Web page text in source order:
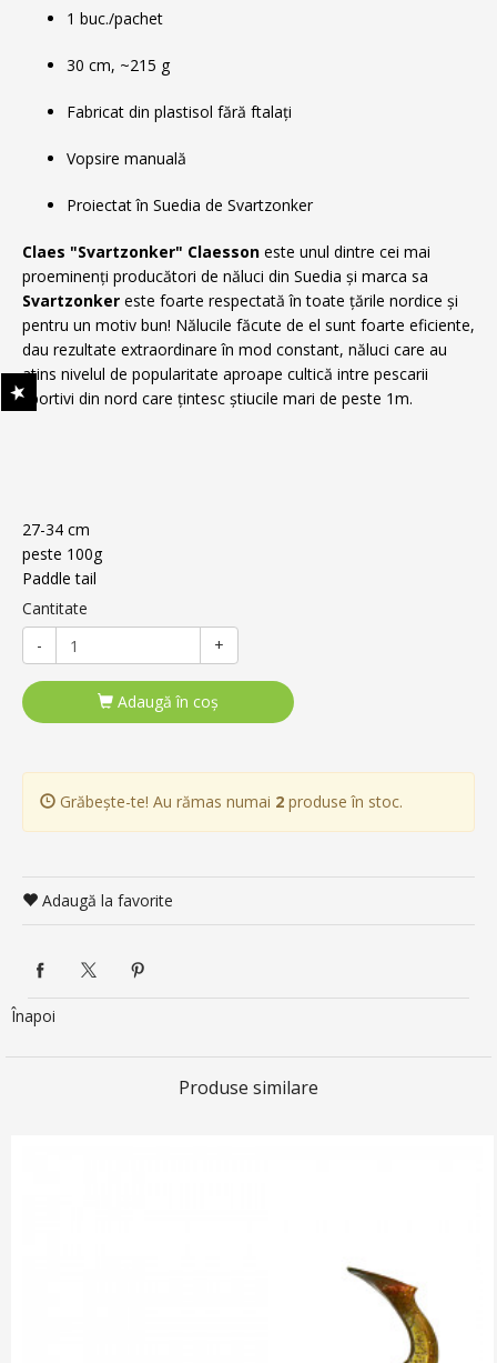
1 buc./pachet
30 cm, ~215 g
Fabricat din plastisol fără ftalați
Vopsire manuală
Proiectat în Suedia de Svartzonker
Claes "Svartzonker" Claesson este unul dintre cei mai
proeminenți producători de năluci din Suedia și marca sa
Svartzonker este foarte respectată în toate țările nordice și
pentru un motiv bun! Nălucile făcute de el sunt foarte eficiente,
dau rezultate extraordinare în mod constant, năluci care au
atins nivelul de popularitate aproape cultică intre pescarii
sportivi din nord care țintesc știucile mari de peste 1m.
27-34 cm
peste 100g
Paddle tail
Cantitate
-
+
Adaugă în coş
Grăbește-te! Au rămas numai 2 produse în stoc.
Adaugă la favorite
Înapoi
Produse similare